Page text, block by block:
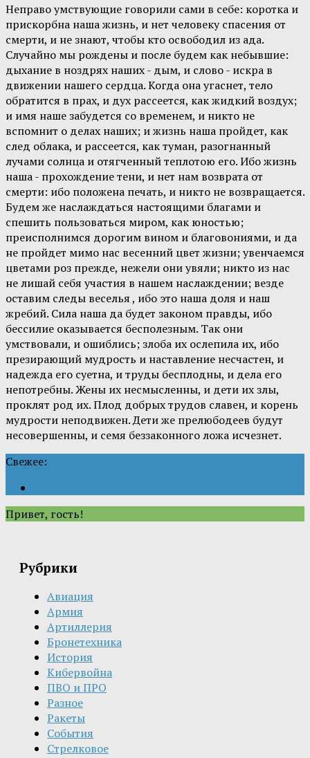
Неправо умствующие говорили сами в себе: коротка и
прискорбна наша жизнь, и нет человеку спасения от
смерти, и не знают, чтобы кто освободил из ада.
Случайно мы рождены и после будем как небывшие:
дыхание в ноздрях наших - дым, и слово - искра в
движении нашего сердца. Когда она угаснет, тело
обратится в прах, и дух рассеется, как жидкий воздух;
и имя наше забудется со временем, и никто не
вспомнит о делах наших; и жизнь наша пройдет, как
след облака, и рассеется, как туман, разогнанный
лучами солнца и отягченный теплотою его. Ибо жизнь
наша - прохождение тени, и нет нам возврата от
смерти: ибо положена печать, и никто не возвращается.
Будем же наслаждаться настоящими благами и
спешить пользоваться миром, как юностью;
преисполнимся дорогим вином и благовониями, и да
не пройдет мимо нас весенний цвет жизни; увенчаемся
цветами роз прежде, нежели они увяли; никто из нас
не лишай себя участия в нашем наслаждении; везде
оставим следы веселья , ибо это наша доля и наш
жребий. Сила наша да будет законом правды, ибо
бессилие оказывается бесполезным. Так они
умствовали, и ошиблись; злоба их ослепила их, ибо
презирающий мудрость и наставление несчастен, и
надежда его суетна, и труды бесплодны, и дела его
непотребны. Жены их несмысленны, и дети их злы,
проклят род их. Плод добрых трудов славен, и корень
мудрости неподвижен. Дети же прелюбодеев будут
несовершенны, и семя беззаконного ложа исчезнет.
Свежее:
Привет, гость!
Рубрики
Авиация
Армия
Артиллерия
Бронетехника
История
Кибервойна
ПВО и ПРО
Разное
Ракеты
События
Стрелковое